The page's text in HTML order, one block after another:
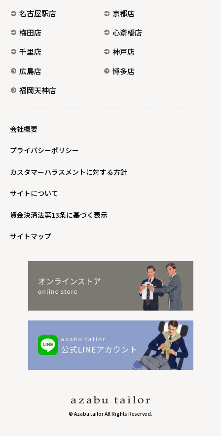
名古屋駅店
京都店
梅田店
心斎橋店
千里店
神戸店
広島店
博多店
福岡天神店
会社概要
プライバシーポリシー
カスタマーハラスメントに対する方針
サイトについて
資金決済法第13条に基づく表示
サイトマップ
© Azabu tailor All Rights Reserved.